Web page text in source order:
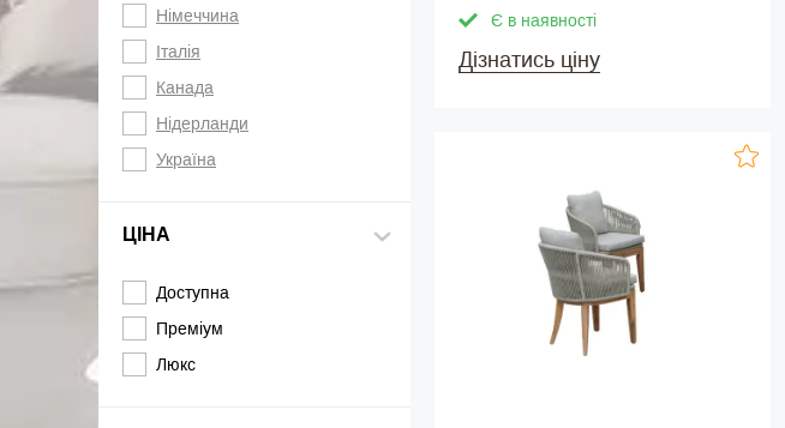
Німеччина
Італія
Канада
Нідерланди
Україна
ЦІНА
Доступна
Преміум
Люкс
Є в наявності
Дізнатись ціну